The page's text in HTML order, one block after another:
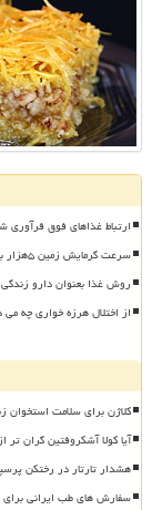
ارتباط غذاهای فوق فرآوری
سرعت گرمایش زمین ۵هزار برابر بیش از توان سازگاری گیاه برنج است
روش غذا بعنوان دارو
از اختلال هرزه خواری چه می
کلاژن برای سلامت استخوان
آیا کولا آشکروفتین گران تر
هشدار تارتار در رختکن
سفارش های طب ایرانی برای